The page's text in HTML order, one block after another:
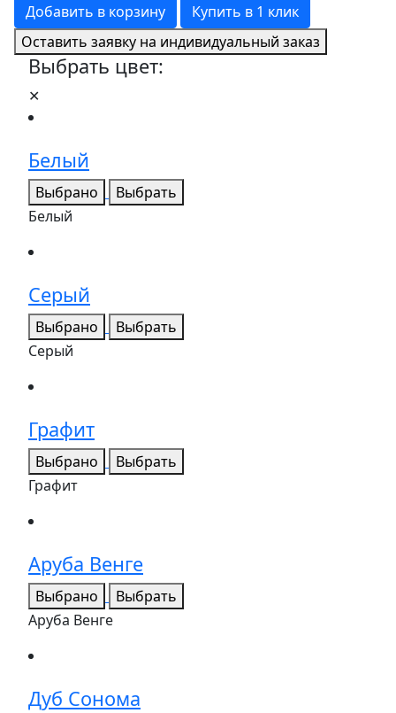
Добавить в корзину
Купить в 1 клик
Оставить заявку на индивидуальный заказ
Выбрать цвет:
✕
Белый
Выбрано
Выбрать
Белый
Серый
Выбрано
Выбрать
Серый
Графит
Выбрано
Выбрать
Графит
Аруба Венге
Выбрано
Выбрать
Аруба Венге
Дуб Сонома